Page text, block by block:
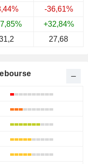
-36,61%
+32,84%
27,68